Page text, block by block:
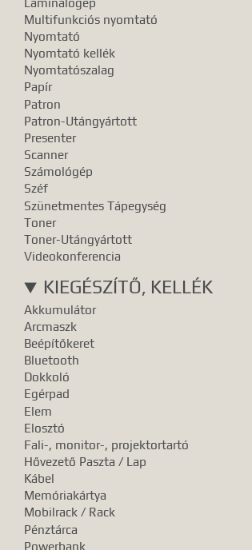
Multifunkciós nyomtató
Nyomtató
Nyomtató kellék
Nyomtatószalag
Papír
Patron
Patron-Utángyártott
Presenter
Scanner
Számológép
Széf
Szünetmentes Tápegység
Toner
Toner-Utángyártott
Videokonferencia
KIEGÉSZÍTŐ, KELLÉK
Akkumulátor
Arcmaszk
Beépítőkeret
Bluetooth
Dokkoló
Egérpad
Elem
Elosztó
Fali-, monitor-, projektortartó
Hővezető Paszta / Lap
Kábel
Memóriakártya
Mobilrack / Rack
Pénztárca
Powerbank